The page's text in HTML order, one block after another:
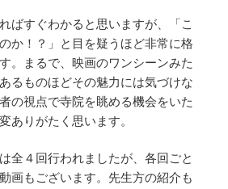
ばすぐわかると思いますが、「こ
か！？」と目を疑うほど非常に格
。まるで、映画のワンシーンみた
るものほどその魅力には気づけな
の視点で寺院を眺める機会をいた
ありがたく思います。
全４回行われましたが、各回ごと
画もございます。先生方の紹介も